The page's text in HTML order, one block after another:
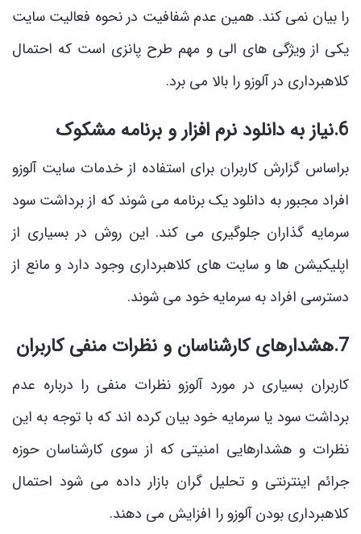
را بیان نمی کند. همین عدم شفافیت در نحوه فعالیت سایت
یکی از ویژگی های الی و مهم طرح پانزی است که احتمال
کلاهبرداری در آلوزو را بالا می برد.
6.نیاز به دانلود نرم افزار و برنامه مشکوک
براساس گزارش کاربران برای استفاده از خدمات سایت آلوزو
افراد مجبور به دانلود یک برنامه می شوند که از برداشت سود
سرمایه گذاران جلوگیری می کند. این روش در بسیاری از
اپلیکیشن ها و سایت های کلاهبرداری وجود دارد و مانع از
دسترسی افراد به سرمایه خود می شوند.
7.هشدارهای کارشناسان و نظرات منفی کاربران
کاربران بسیاری در مورد آلوزو نظرات منفی را درباره عدم
برداشت سود یا سرمایه خود بیان کرده اند که با توجه به این
نظرات و هشدارهایی امنیتی که از سوی کارشناسان حوزه
جرائم اینترنتی و تحلیل گران بازار داده می شود احتمال
کلاهبرداری بودن آلوزو را افزایش می دهند.